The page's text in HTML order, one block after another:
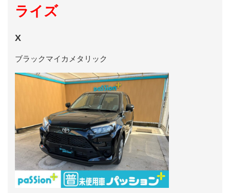
ライズ
X
ブラックマイカメタリック